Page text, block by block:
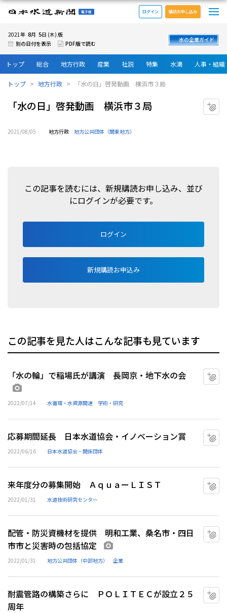
日本水道新聞 電子版
ログイン 購読お申し込み
2021年 8月 5日 (木) 版
別の日付を表示
PDF版で読む
水の企業ガイド
トップ 総合 地方行政 産業 社説 特集 水滴 人事・組織
トップ 地方行政 「水の日」啓発動画 横浜市３局
「水の日」啓発動画 横浜市３局
2021/08/05 地方行政 地方公共団体（関東地方）
この記事を読むには、新規購読お申し込み、並び
にログインが必要です。
ログイン
新規購読お申込み
この記事を見た人はこんな記事も見ています
「水の輪」で稲場氏が講演 長岡京・地下水の会
2022/07/14 水循環・水資源関連 学術・研究
応募期間延長 日本水道協会・イノベーション賞
2022/06/16 日本水道協会・関係団体
来年度分の募集開始 ＡｑｕａーＬＩＳＴ
2022/01/31 水道技術研究センター
配管・防災資機材を提供 明和工業、桑名市・四日
市市と災害時の包括協定
2022/01/31 地方公共団体（中部地方） 企業
耐震管路の構築さらに ＰＯＬＩＴＥＣが設立２５
周年